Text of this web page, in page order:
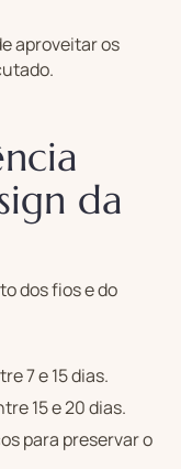
aproveitar os
da
dos fios e do
7 e 15 dias.
15 e 20 dias.
para preservar o